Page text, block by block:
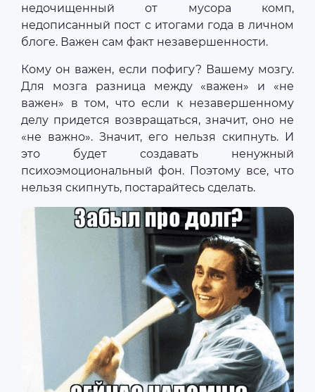
недочищенный от мусора комп,
недописанный пост с итогами года в личном
блоге. Важен сам факт незавершенности.
Кому он важен, если пофигу? Вашему мозгу.
Для мозга разница между «важен» и «не
важен» в том, что если к незавершенному
делу придется возвращаться, значит, оно не
«не важно». Значит, его нельзя скипнуть. И
это будет создавать ненужный
психоэмоциональный фон. Поэтому все, что
нельзя скипнуть, постарайтесь сделать.